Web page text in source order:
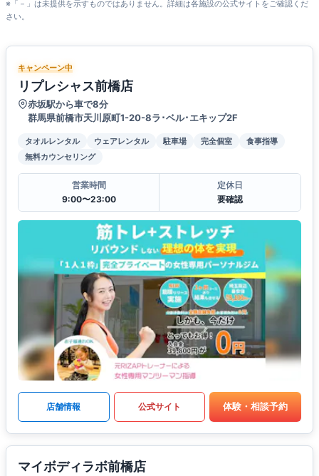
※「－」は未提供を示すものではありません。詳細は各施設の公式サイトをご確認くだ
さい。
キャンペーン中
リプレシャス前橋店
赤坂駅から車で8分
群馬県前橋市天川原町1-20-8ラ･ベル･エキップ2F
タオルレンタル ウェアレンタル 駐車場 完全個室
食事指導
無料カウンセリング
営業時間
9:00〜23:00
定休日
要確認
店舗情報 公式サイト 体験・相談予約
マイボディラボ前橋店